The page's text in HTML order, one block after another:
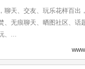
聊天、交友、玩乐花样百出
、无痕聊天、晒图社区、话
、...